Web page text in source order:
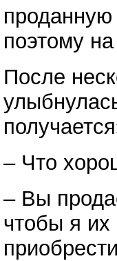
поэтому
После
– Что
– Вы
чтобы я